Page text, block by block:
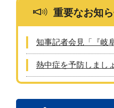
重要なお知
知事記者会見「『岐
熱中症を予防しまし